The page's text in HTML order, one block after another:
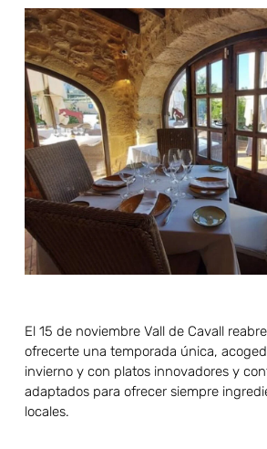
El 15 de noviembre Vall de Cavall
ofrecerte una temporada única,
invierno y con platos innovadores y
adaptados para ofrecer siempre
locales.